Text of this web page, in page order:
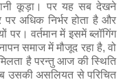
कूड़ा। पर यह सब देखने
अधिक निर्भर होता है और
पर। वर्तमान में इसमें ब्‍लॉगिंग
समाज में मौजूद रहा है, वो
है परन्‍तु आज की स्थिति
उसकी असलियत से परिचित